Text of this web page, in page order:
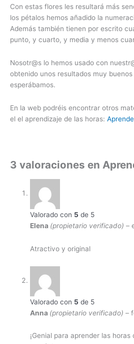
Con estas flores les resultará más
los pétalos hemos añadido la
Además también tienen por escrito
punto, y cuarto, y media y menos
Nosotr@s lo hemos usado con
obtenido unos resultados muy
esperábamos.
En la web podréis encontrar otros
el el aprendizaje de las horas:
3 valoraciones en
Valorado con 5 de 5
Elena (propietario verificado) –
Atractivo y original
Valorado con 5 de 5
Anna (propietario verificado) –
¡Genial para aprender las horas